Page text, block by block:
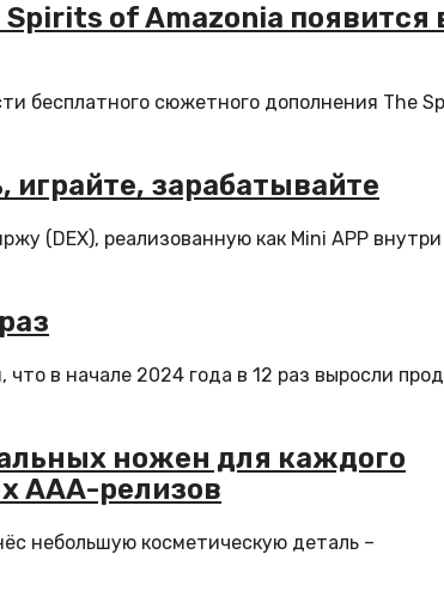
of Amazonia появится
бесплатного сюжетного дополнения The
играйте, зарабатывайте
(DEX), реализованную как Mini APP внутри
в начале 2024 года в 12 раз выросли
ножен для каждого
AAA-релизов
небольшую косметическую деталь –